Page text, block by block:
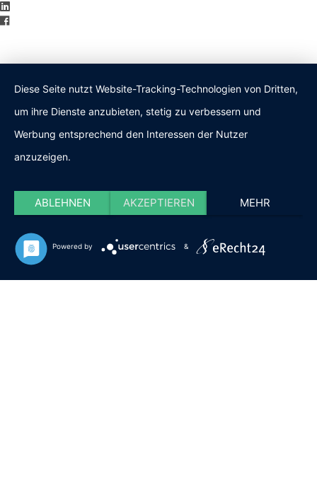
Diese Seite nutzt Website-Tracking-Technologien von Dritten,
um ihre Dienste anzubieten, stetig zu verbessern und
Werbung entsprechend den Interessen der Nutzer
anzuzeigen.
ABLEHNEN AKZEPTIEREN MEHR
Powered by &